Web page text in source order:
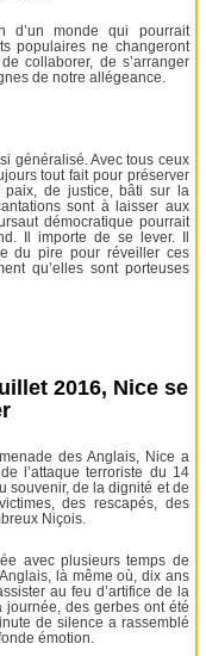
d’un monde qui pourrait
populaires ne changeront
collaborer, de s’arranger
de notre allégeance.
généralisé. Avec tous ceux
tout fait pour préserver
paix, de justice, bâti sur la
sont à laisser aux
démocratique pourrait
Il importe de se lever. Il
du pire pour réveiller ces
qu’elles sont porteuses
2016, Nice se
des Anglais, Nice a
l’attaque terroriste du 14
souvenir, de la dignité et de
des rescapés, des
Niçois.
avec plusieurs temps de
là même où, dix ans
au feu d’artifice de la
journée, des gerbes ont été
de silence a rassemblé
émotion.